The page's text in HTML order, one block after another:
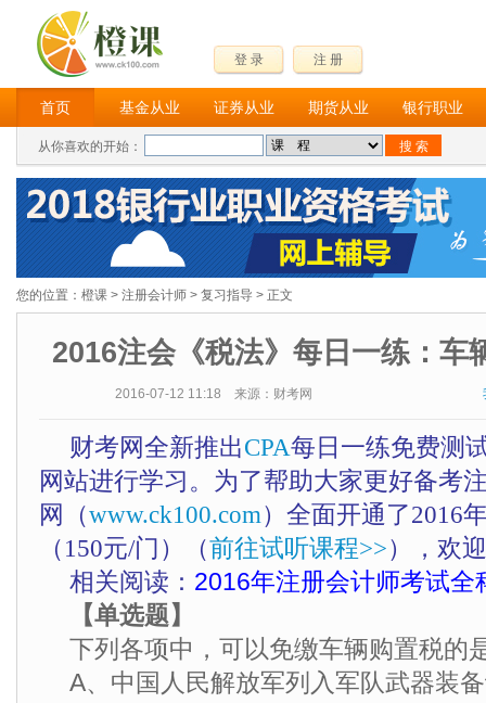
登 录 注 册
首页 基金从业 证券从业 期货从业 银行职业
从你喜欢的开始：
您的位置： 橙课 > 注册会计师 > 复习指导 > 正文
2016注会《税法》每日一练：车
2016-07-12 11:18 来源：财考网
财考网全新推出CPA每日一练免费测
网站进行学习。为了帮助大家更好备考
网（www.ck100.com）全面开通了2016
（150元/门）（前往试听课程>>），欢
相关阅读： 2016年注册会计师考试全
【单选题】
下列各项中，可以免缴车辆购置税
A、中国人民解放军列入军队武器装